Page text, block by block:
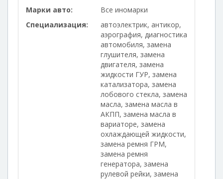
Марки авто:
Все иномарки
Специализация:
автоэлектрик, антикор,
аэрография, диагностика
автомобиля, замена
глушителя, замена
двигателя, замена
жидкости ГУР, замена
катализатора, замена
лобового стекла, замена
масла, замена масла в
АКПП, замена масла в
вариаторе, замена
охлаждающей жидкости,
замена ремня ГРМ,
замена ремня
генератора, замена
рулевой рейки, замена